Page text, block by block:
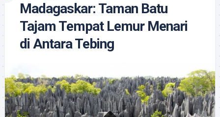
Madagaskar: Taman Batu
Tajam Tempat Lemur Menari
di Antara Tebing